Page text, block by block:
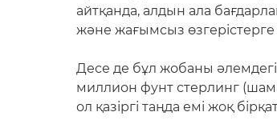
айтқанда, алдын ала
және жағымсыз өзгерістерге
Десе де бұл жобаны
миллион фунт стерлинг
ол қазіргі таңда емі жоқ